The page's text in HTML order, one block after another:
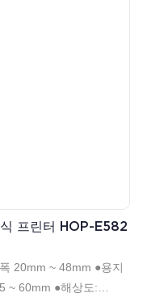
프린터 HOP-E582
20mm ~ 48mm ●용지
~ 60mm ●해상도: